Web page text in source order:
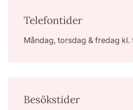
Telefontider
Måndag, torsdag & fredag kl.
Besökstider